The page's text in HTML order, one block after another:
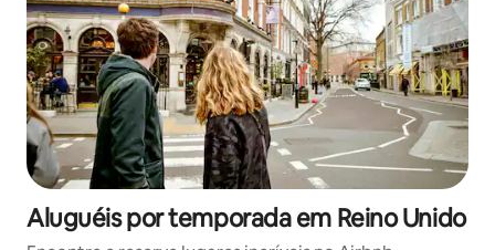
Aluguéis por temporada em Reino Unido